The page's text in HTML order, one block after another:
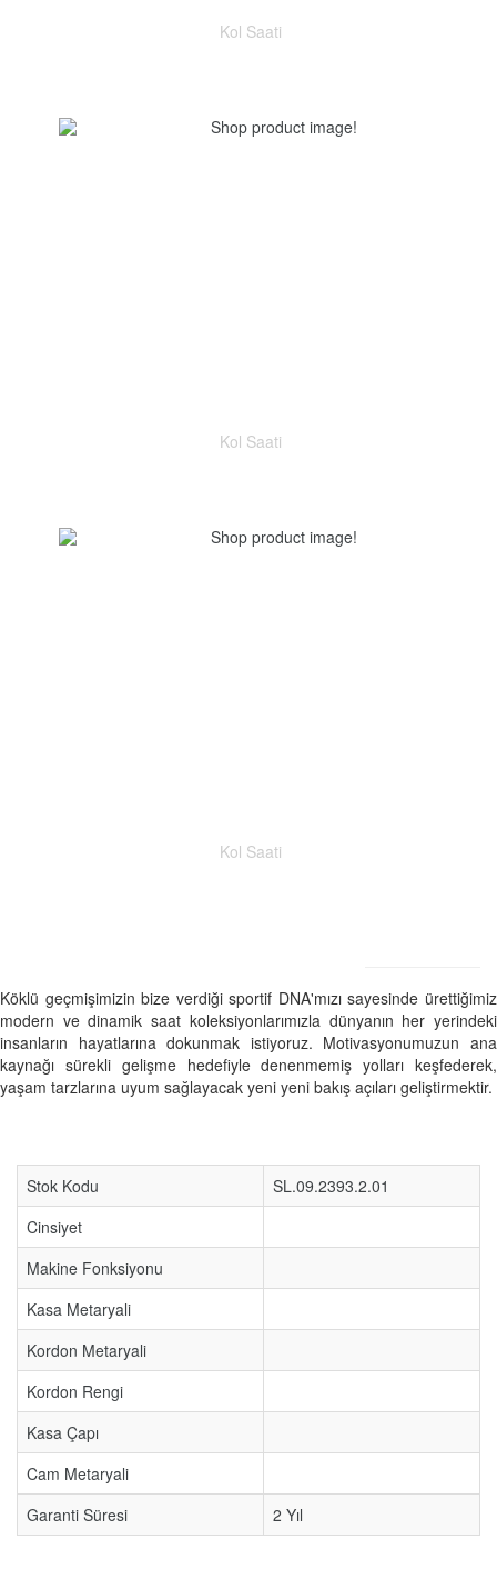
Kol Saati
Kol Saati
Kol Saati
Köklü geçmişimizin bize verdiği sportif DNA'mızı sayesinde ürettiğimiz
modern ve dinamik saat koleksiyonlarımızla dünyanın her yerindeki
insanların hayatlarına dokunmak istiyoruz. Motivasyonumuzun ana
kaynağı sürekli gelişme hedefiyle denenmemiş yolları keşfederek,
yaşam tarzlarına uyum sağlayacak yeni yeni bakış açıları geliştirmektir.
Stok Kodu
SL.09.2393.2.01
Cinsiyet
Makine Fonksiyonu
Kasa Metaryali
Kordon Metaryali
Kordon Rengi
Kasa Çapı
Cam Metaryali
Garanti Süresi
2 Yıl